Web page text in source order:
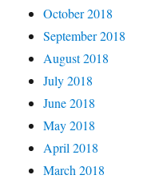
October 2018
September 2018
August 2018
July 2018
June 2018
May 2018
April 2018
March 2018